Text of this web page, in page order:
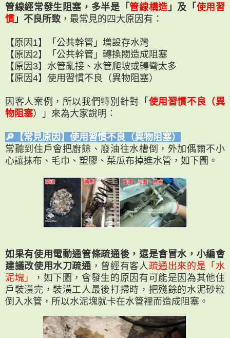
管線經常發生阻塞，多半是「管線構造」及「 使用習
慣 」不良所致 ，最常見的四大原因有：
【原因1】「公共幹管」增設存水灣
【原因2】「公共幹管」轉換閥造成阻塞
【原因3】水管亂接、水管爬坡或轉彎太多
【原因4】使用習慣不良（異物阻塞）
因客人案例，所以我們特別針對「 使用習慣不良（異
物阻塞）」來為大家說明：
🔎【常見原因】使用習慣不良（異物阻塞）
常聽到住戶會把廚餘、廢油往水槽倒，外加偶爾不小
心讓抹布、毛巾、塑膠、菜瓜布掉進水管，如下圖。
如果有使用電動通管條疏通後，還是會冒水，小編會
建議改使用水刀疏通，曾經有客人疏通出來的是「水
泥塊」
，如下圖，會發生的原因有可能是因為其他住
戶裝潢完，裝潢工人最後打掃時，把殘餘的水泥砂粒
倒入水管，所以水泥塊就卡在水管裡而造成阻塞。